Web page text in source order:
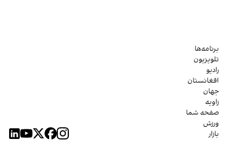
برنامه‌ها
تلویزیون
رادیو
افغانستان
جهان
زاویه
صفحه شما
ورزش
بازار